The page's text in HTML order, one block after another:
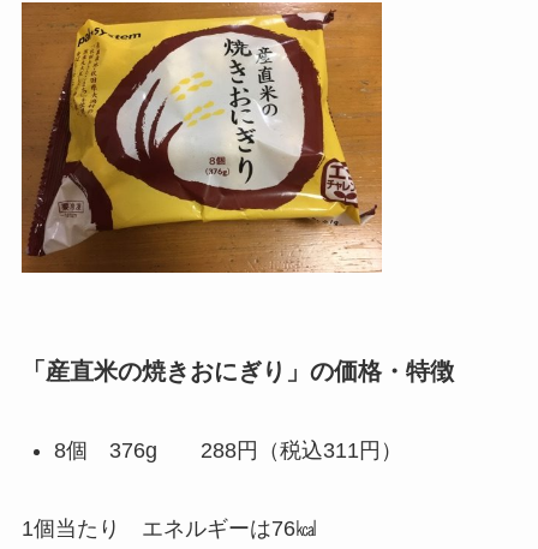
「産直米の焼きおにぎり」の価格・特徴
8個 376g 288円（税込311円）
1個当たり エネルギーは76㎉